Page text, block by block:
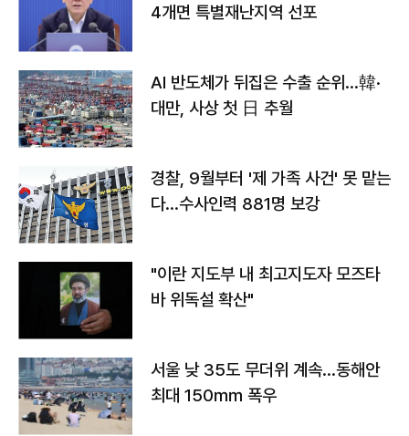
4개면 특별재난지역 선포
AI 반도체가 뒤집은 수출 순위…韓·
대만, 사상 첫 日 추월
경찰, 9월부터 '제 가족 사건' 못 맡는
다…수사인력 881명 보강
"이란 지도부 내 최고지도자 모즈타
바 위독설 확산"
서울 낮 35도 무더위 계속…동해안
최대 150㎜ 폭우